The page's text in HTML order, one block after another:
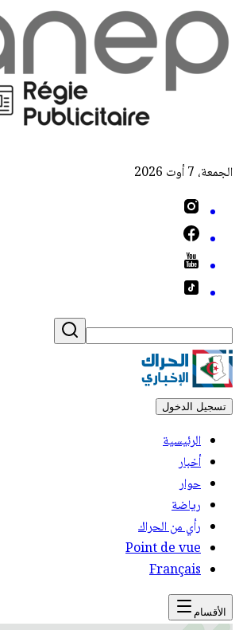
الجمعة، 7 أوت 2026
تسجيل الدخول
الرئيسية
أخبار
حوار
رياضة
رأي من الحراك
Point de vue
Français
الأقسام